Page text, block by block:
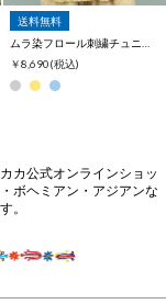
送料無料
￥8,690(税込)
カ公式オンラインショッ
ボヘミアン・アジアンな
。